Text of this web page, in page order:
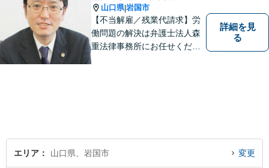
山口県|岩国市
【不当解雇／残業代請求】労
働問題の解決は弁護士法人森
重法律事務所にお任せくださ
詳細を見
る
エリア 山口県、岩国市 変更